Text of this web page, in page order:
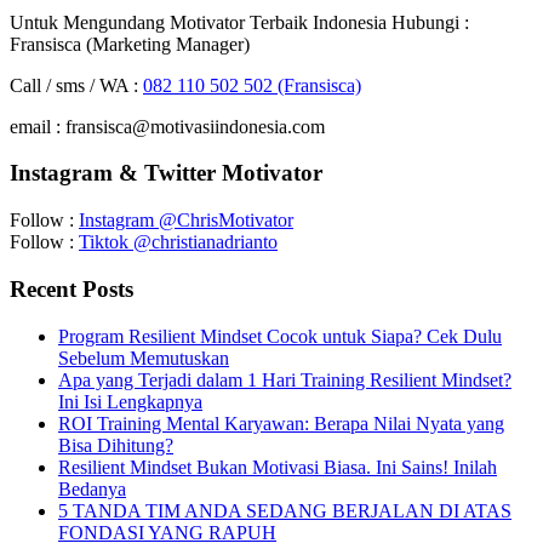
Untuk Mengundang Motivator Terbaik Indonesia Hubungi :
Fransisca (Marketing Manager)
Call / sms / WA : 082 110 502 502 (Fransisca)
email : fransisca@motivasiindonesia.com
Instagram & Twitter Motivator
Follow : Instagram @ChrisMotivator
Follow : Tiktok @christianadrianto
Recent Posts
Program Resilient Mindset Cocok untuk Siapa? Cek Dulu
Sebelum Memutuskan
Apa yang Terjadi dalam 1 Hari Training Resilient Mindset?
Ini Isi Lengkapnya
ROI Training Mental Karyawan: Berapa Nilai Nyata yang
Bisa Dihitung?
Resilient Mindset Bukan Motivasi Biasa. Ini Sains! Inilah
Bedanya
5 TANDA TIM ANDA SEDANG BERJALAN DI ATAS
FONDASI YANG RAPUH